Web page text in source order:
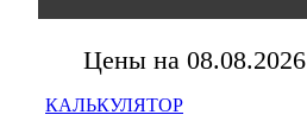
Цены на 08.08.2026
КАЛЬКУЛЯТОР